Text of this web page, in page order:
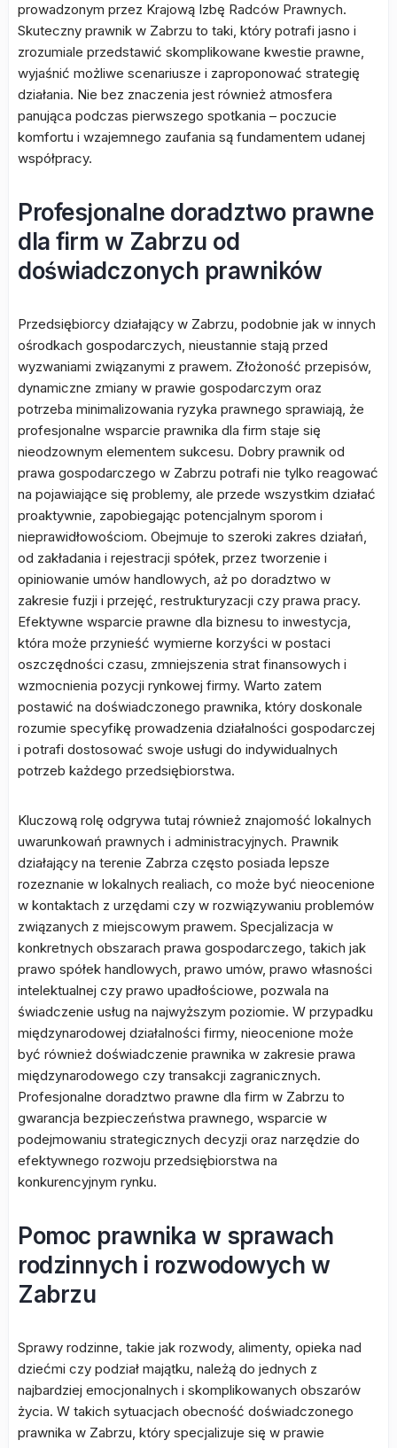
prowadzonym przez Krajową Izbę Radców Prawnych.
Skuteczny prawnik w Zabrzu to taki, który potrafi jasno i
zrozumiale przedstawić skomplikowane kwestie prawne,
wyjaśnić możliwe scenariusze i zaproponować strategię
działania. Nie bez znaczenia jest również atmosfera
panująca podczas pierwszego spotkania – poczucie
komfortu i wzajemnego zaufania są fundamentem udanej
współpracy.
Profesjonalne doradztwo prawne
dla firm w Zabrzu od
doświadczonych prawników
Przedsiębiorcy działający w Zabrzu, podobnie jak w innych
ośrodkach gospodarczych, nieustannie stają przed
wyzwaniami związanymi z prawem. Złożoność przepisów,
dynamiczne zmiany w prawie gospodarczym oraz
potrzeba minimalizowania ryzyka prawnego sprawiają, że
profesjonalne wsparcie prawnika dla firm staje się
nieodzownym elementem sukcesu. Dobry prawnik od
prawa gospodarczego w Zabrzu potrafi nie tylko reagować
na pojawiające się problemy, ale przede wszystkim działać
proaktywnie, zapobiegając potencjalnym sporom i
nieprawidłowościom. Obejmuje to szeroki zakres działań,
od zakładania i rejestracji spółek, przez tworzenie i
opiniowanie umów handlowych, aż po doradztwo w
zakresie fuzji i przejęć, restrukturyzacji czy prawa pracy.
Efektywne wsparcie prawne dla biznesu to inwestycja,
która może przynieść wymierne korzyści w postaci
oszczędności czasu, zmniejszenia strat finansowych i
wzmocnienia pozycji rynkowej firmy. Warto zatem
postawić na doświadczonego prawnika, który doskonale
rozumie specyfikę prowadzenia działalności gospodarczej
i potrafi dostosować swoje usługi do indywidualnych
potrzeb każdego przedsiębiorstwa.
Kluczową rolę odgrywa tutaj również znajomość lokalnych
uwarunkowań prawnych i administracyjnych. Prawnik
działający na terenie Zabrza często posiada lepsze
rozeznanie w lokalnych realiach, co może być nieocenione
w kontaktach z urzędami czy w rozwiązywaniu problemów
związanych z miejscowym prawem. Specjalizacja w
konkretnych obszarach prawa gospodarczego, takich jak
prawo spółek handlowych, prawo umów, prawo własności
intelektualnej czy prawo upadłościowe, pozwala na
świadczenie usług na najwyższym poziomie. W przypadku
międzynarodowej działalności firmy, nieocenione może
być również doświadczenie prawnika w zakresie prawa
międzynarodowego czy transakcji zagranicznych.
Profesjonalne doradztwo prawne dla firm w Zabrzu to
gwarancja bezpieczeństwa prawnego, wsparcie w
podejmowaniu strategicznych decyzji oraz narzędzie do
efektywnego rozwoju przedsiębiorstwa na
konkurencyjnym rynku.
Pomoc prawnika w sprawach
rodzinnych i rozwodowych w
Zabrzu
Sprawy rodzinne, takie jak rozwody, alimenty, opieka nad
dziećmi czy podział majątku, należą do jednych z
najbardziej emocjonalnych i skomplikowanych obszarów
życia. W takich sytuacjach obecność doświadczonego
prawnika w Zabrzu, który specjalizuje się w prawie